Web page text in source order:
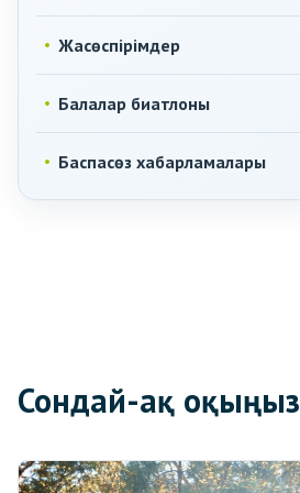
Жасөспірімдер
Балалар биатлоны
Баспасөз хабарламалары
Сондай-ақ оқыңыз